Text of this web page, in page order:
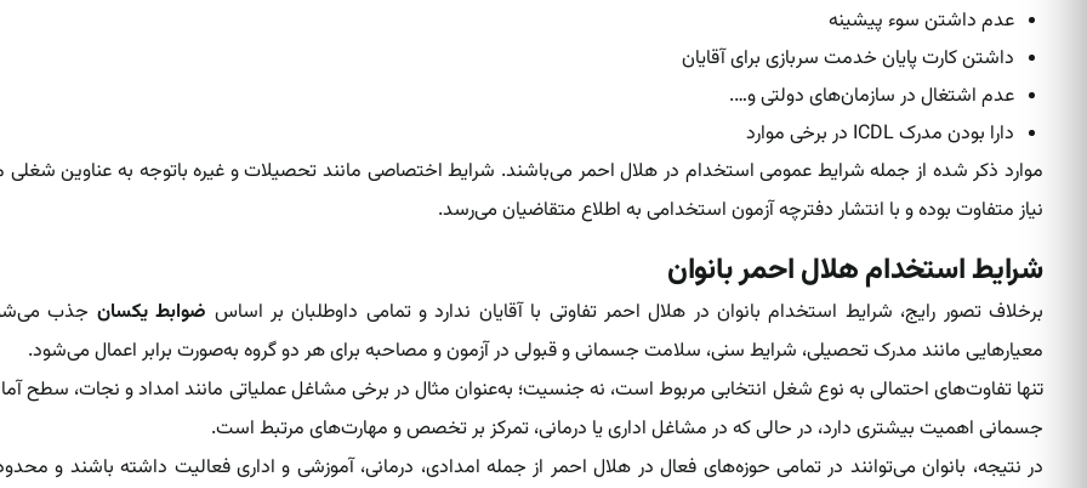
عدم داشتن سوء پیشینه
داشتن کارت پایان خدمت سربازی برای آقایان
عدم اشتغال در سازمان‌های دولتی و….
دارا بودن مدرک ICDL در برخی موارد
موارد ذکر شده از جمله شرایط عمومی استخدام در هلال احمر می‌باشند. شرایط اختصاصی مانند تحصیلات و غیره باتوجه به عناوین شغلی
نیاز متفاوت بوده و با انتشار دفترچه آزمون استخدامی به اطلاع متقاضیان می‌رسد.
شرایط استخدام هلال احمر بانوان
برخلاف تصور رایج، شرایط استخدام بانوان در هلال احمر تفاوتی با آقایان ندارد و تمامی داوطلبان بر اساس ضوابط یکسان جذب
معیارهایی مانند مدرک تحصیلی، شرایط سنی، سلامت جسمانی و قبولی در آزمون و مصاحبه برای هر دو گروه به‌صورت برابر اعمال می‌شود.
تنها تفاوت‌های احتمالی به نوع شغل انتخابی مربوط است، نه جنسیت؛ به‌عنوان مثال در برخی مشاغل عملیاتی مانند امداد و نجات، سطح
جسمانی اهمیت بیشتری دارد، در حالی که در مشاغل اداری یا درمانی، تمرکز بر تخصص و مهارت‌های مرتبط است.
در نتیجه، بانوان می‌توانند در تمامی حوزه‌های فعال در هلال احمر از جمله امدادی، درمانی، آموزشی و اداری فعالیت داشته باشند و